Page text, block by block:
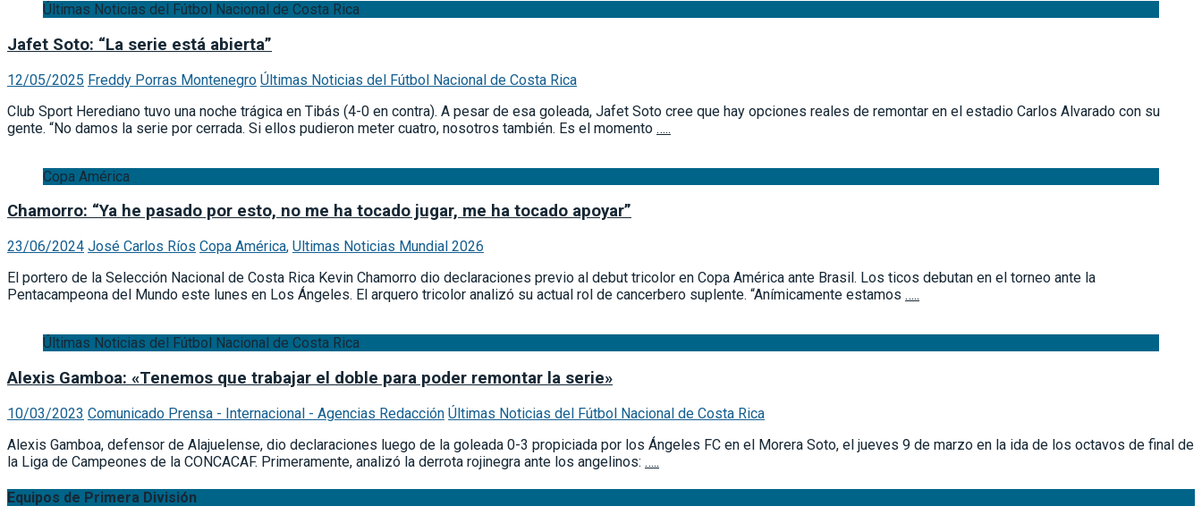
Últimas Noticias del Fútbol Nacional de Costa Rica
Jafet Soto: “La serie está abierta”
12/05/2025 Freddy Porras Montenegro Últimas Noticias del Fútbol Nacional de Costa Rica
Club Sport Herediano tuvo una noche trágica en Tibás (4-0 en contra). A pesar de esa goleada, Jafet Soto cree que hay opciones reales de remontar en el estadio Carlos Alvarado con su
gente. “No damos la serie por cerrada. Si ellos pudieron meter cuatro, nosotros también. Es el momento …..
Copa América
Chamorro: “Ya he pasado por esto, no me ha tocado jugar, me ha tocado apoyar”
23/06/2024 José Carlos Ríos Copa América, Ultimas Noticias Mundial 2026
El portero de la Selección Nacional de Costa Rica Kevin Chamorro dio declaraciones previo al debut tricolor en Copa América ante Brasil. Los ticos debutan en el torneo ante la
Pentacampeona del Mundo este lunes en Los Ángeles. El arquero tricolor analizó su actual rol de cancerbero suplente. “Anímicamente estamos …..
Últimas Noticias del Fútbol Nacional de Costa Rica
Alexis Gamboa: «Tenemos que trabajar el doble para poder remontar la serie»
10/03/2023 Comunicado Prensa - Internacional - Agencias Redacción Últimas Noticias del Fútbol Nacional de Costa Rica
Alexis Gamboa, defensor de Alajuelense, dio declaraciones luego de la goleada 0-3 propiciada por los Ángeles FC en el Morera Soto, el jueves 9 de marzo en la ida de los octavos de final de
la Liga de Campeones de la CONCACAF. Primeramente, analizó la derrota rojinegra ante los angelinos: …..
Equipos de Primera División